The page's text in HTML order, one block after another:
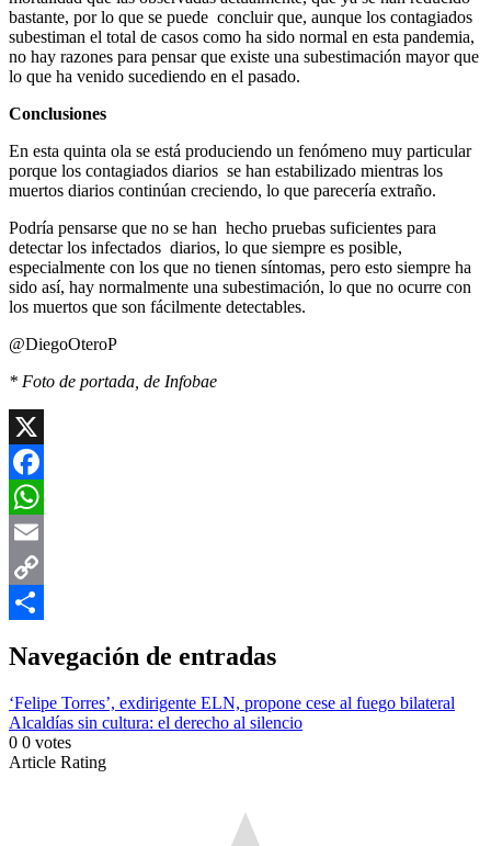
bastante, por lo que se puede concluir que, aunque los contagiados
subestiman el total de casos como ha sido normal en esta pandemia,
no hay razones para pensar que existe una subestimación mayor que
lo que ha venido sucediendo en el pasado.
Conclusiones
En esta quinta ola se está produciendo un fenómeno muy particular
porque los contagiados diarios se han estabilizado mientras los
muertos diarios continúan creciendo, lo que parecería extraño.
Podría pensarse que no se han hecho pruebas suficientes para
detectar los infectados diarios, lo que siempre es posible,
especialmente con los que no tienen síntomas, pero esto siempre ha
sido así, hay normalmente una subestimación, lo que no ocurre con
los muertos que son fácilmente detectables.
@DiegoOteroP
* Foto de portada, de Infobae
X
Facebook
WhatsApp
Email
Copy
Navegación de entradas
‘Felipe Torres’, exdirigente ELN, propone cese al fuego bilateral
Alcaldías sin cultura: el derecho al silencio
0 0 votes
Article Rating